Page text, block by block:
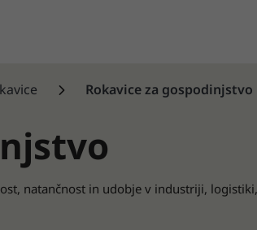
Rokavice za gospodinjstvo
natančnost in udobje v industriji,